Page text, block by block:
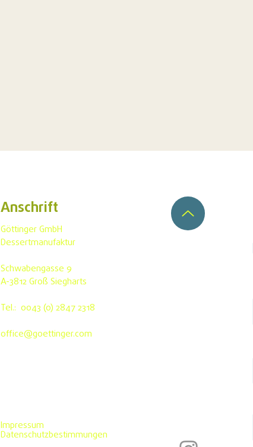
Anschrift
Göttinger GmbH
Dessertmanufaktur
Schwabengasse 9
A-3812 Groß Siegharts
Tel.: 0043 (0) 2847 2318
office@goettinger.com
Impressum
Datenschutzbestimmungen